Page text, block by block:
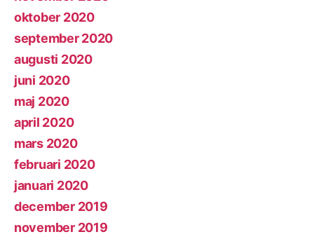
oktober 2020
september 2020
augusti 2020
juni 2020
maj 2020
april 2020
mars 2020
februari 2020
januari 2020
december 2019
november 2019